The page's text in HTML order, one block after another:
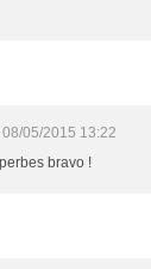
08/05/2015 13:22
bravo !